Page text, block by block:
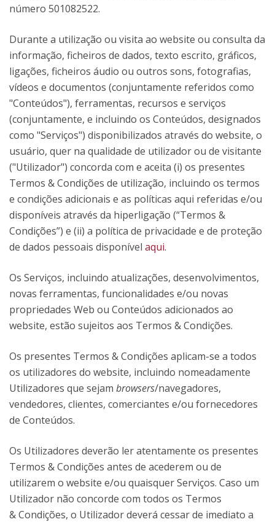
número 501082522.
Durante a utilização ou visita ao website ou consulta da
informação, ficheiros de dados, texto escrito, gráficos,
ligações, ficheiros áudio ou outros sons, fotografias,
vídeos e documentos (conjuntamente referidos como
"Conteúdos"), ferramentas, recursos e serviços
(conjuntamente, e incluindo os Conteúdos, designados
como "Serviços") disponibilizados através do website, o
usuário, quer na qualidade de utilizador ou de visitante
("Utilizador") concorda com e aceita (i) os presentes
Termos & Condições de utilização, incluindo os termos
e condições adicionais e as políticas aqui referidas e/ou
disponíveis através da hiperligação (“Termos &
Condições”) e (ii) a política de privacidade e de proteção
de dados pessoais disponível aqui.
Os Serviços, incluindo atualizações, desenvolvimentos,
novas ferramentas, funcionalidades e/ou novas
propriedades Web ou Conteúdos adicionados ao
website, estão sujeitos aos Termos & Condições.
Os presentes Termos & Condições aplicam-se a todos
os utilizadores do website, incluindo nomeadamente
Utilizadores que sejam browsers/navegadores,
vendedores, clientes, comerciantes e/ou fornecedores
de Conteúdos.
Os Utilizadores deverão ler atentamente os presentes
Termos & Condições antes de acederem ou de
utilizarem o website e/ou quaisquer Serviços. Caso um
Utilizador não concorde com todos os Termos
& Condições, o Utilizador deverá cessar de imediato a